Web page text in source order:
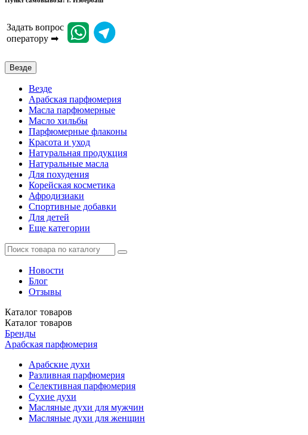
Задать вопрос
оператору ➡
Везде
Везде
Арабская парфюмерия
Масла парфюмерные
Масло хильбы
Парфюмерные флаконы
Красота и уход
Натуральная продукция
Натуральные масла
Для похудения
Корейская косметика
Афродизиаки
Спортивные добавки
Для детей
Еще категории
Новости
Блог
Отзывы
Каталог товаров
Каталог товаров
Бренды
Арабская парфюмерия
Арабские духи
Разливная парфюмерия
Селективная парфюмерия
Сухие духи
Масляные духи для мужчин
Масляные духи для женщин